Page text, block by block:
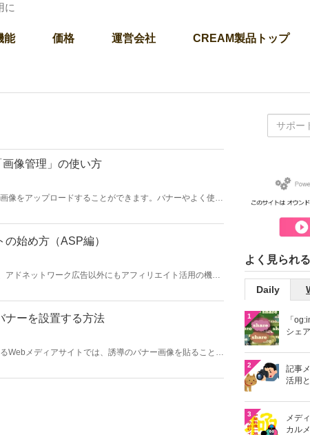
に
能 価格 運営会社 CREAM製品トップ
像管理」の使い方
像をアップロードすることができます。バナーやよく使う
始め方（ASP編）
ドネットワーク広告以外にもアフィリエイト活用の機能
ナーを設置する方法
Webメディアサイトでは、誘導のバナー画像を貼ることが
よく見られ
Daily
1
「
シェ
2
記事
活用
3
メデ
カル